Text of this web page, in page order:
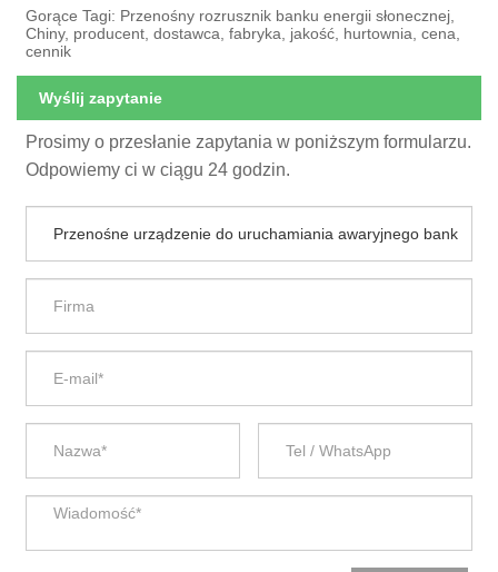
Gorące Tagi: Przenośny rozrusznik banku energii słonecznej,
Chiny, producent, dostawca, fabryka, jakość, hurtownia, cena,
cennik
Wyślij zapytanie
Prosimy o przesłanie zapytania w poniższym formularzu.
Odpowiemy ci w ciągu 24 godzin.